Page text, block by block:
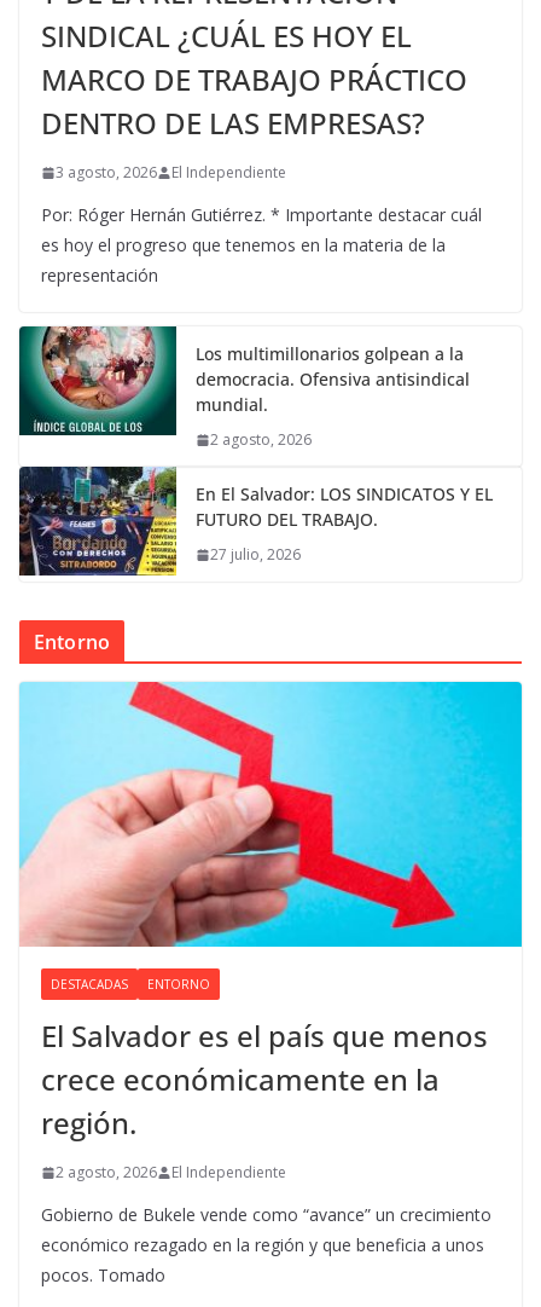
SINDICAL ¿CUÁL ES HOY EL
MARCO DE TRABAJO PRÁCTICO
DENTRO DE LAS EMPRESAS?
3 agosto, 2026 El Independiente
Por: Róger Hernán Gutiérrez. * Importante destacar cuál
es hoy el progreso que tenemos en la materia de la
representación
Los multimillonarios golpean a la
democracia. Ofensiva antisindical
mundial.
2 agosto, 2026
En El Salvador: LOS SINDICATOS Y EL
FUTURO DEL TRABAJO.
27 julio, 2026
Entorno
DESTACADAS ENTORNO
El Salvador es el país que menos
crece económicamente en la
región.
2 agosto, 2026 El Independiente
Gobierno de Bukele vende como “avance” un crecimiento
económico rezagado en la región y que beneficia a unos
pocos. Tomado